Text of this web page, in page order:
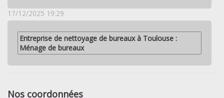
17/12/2025 19:29
Entreprise de nettoyage de bureaux à Toulouse :
Ménage de bureaux
Nos coordonnées